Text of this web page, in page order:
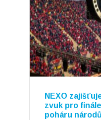
NEXO
zvuk pro
poháru národů